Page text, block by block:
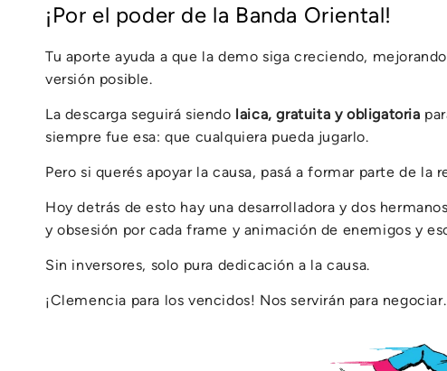
¡Por el poder de la Banda Oriental!
Tu aporte ayuda a que la demo siga creciendo,
versión posible.
La descarga seguirá siendo laica, gratuita y obligatoria
siempre fue esa: que cualquiera pueda jugarlo.
Pero si querés apoyar la causa, pasá a formar parte de la
Hoy detrás de esto hay una desarrolladora y dos
y obsesión por cada frame y animación de enemigos y
Sin inversores, solo pura dedicación a la causa.
¡Clemencia para los vencidos! Nos servirán para negociar.